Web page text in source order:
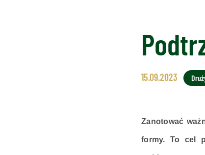
15.09.2023
Zanotować
formy. To cel